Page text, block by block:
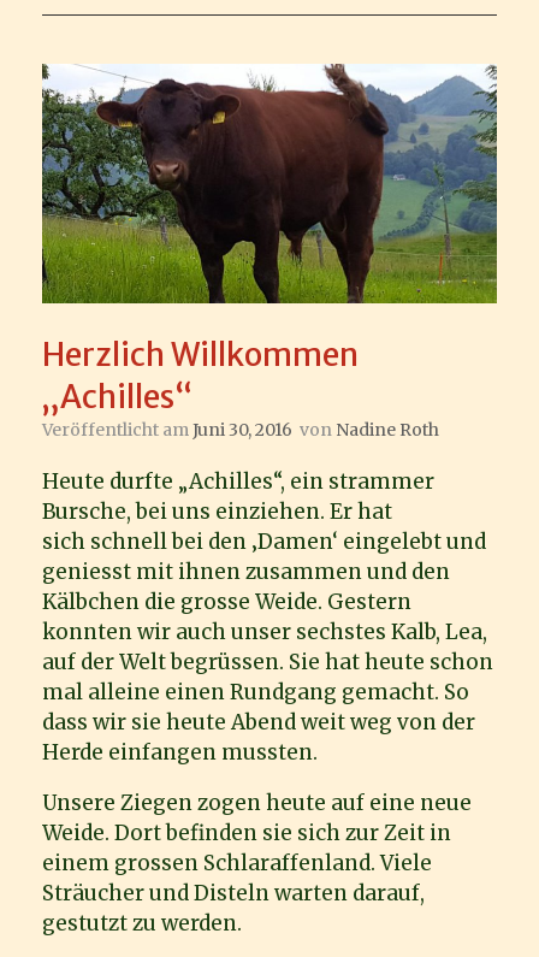
Herzlich Willkommen
„Achilles“
Veröffentlicht amJuni 30, 2016 von Nadine Roth
Heute durfte „Achilles“, ein strammer
Bursche, bei uns einziehen. Er hat
sich schnell bei den ‚Damen‘ eingelebt und
geniesst mit ihnen zusammen und den
Kälbchen die grosse Weide. Gestern
konnten wir auch unser sechstes Kalb, Lea,
auf der Welt begrüssen. Sie hat heute schon
mal alleine einen Rundgang gemacht. So
dass wir sie heute Abend weit weg von der
Herde einfangen mussten.
Unsere Ziegen zogen heute auf eine neue
Weide. Dort befinden sie sich zur Zeit in
einem grossen Schlaraffenland. Viele
Sträucher und Disteln warten darauf,
gestutzt zu werden.